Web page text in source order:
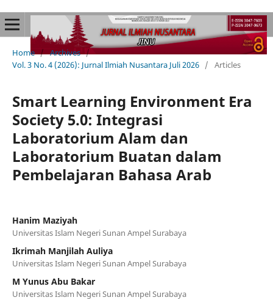
Home / Archives /
Vol. 3 No. 4 (2026): Jurnal Ilmiah Nusantara Juli 2026 / Articles
Smart Learning Environment Era
Society 5.0: Integrasi
Laboratorium Alam dan
Laboratorium Buatan dalam
Pembelajaran Bahasa Arab
Hanim Maziyah
Universitas Islam Negeri Sunan Ampel Surabaya
Ikrimah Manjilah Auliya
Universitas Islam Negeri Sunan Ampel Surabaya
M Yunus Abu Bakar
Universitas Islam Negeri Sunan Ampel Surabaya